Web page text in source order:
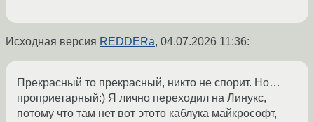
Исходная версия REDDERa, 04.07.2026 11:36:
Прекрасный то прекрасный, никто не спорит. Но…
проприетарный:) Я лично переходил на Линукс,
потому что там нет вот этото каблука майкрософт,